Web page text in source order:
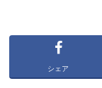
シェア